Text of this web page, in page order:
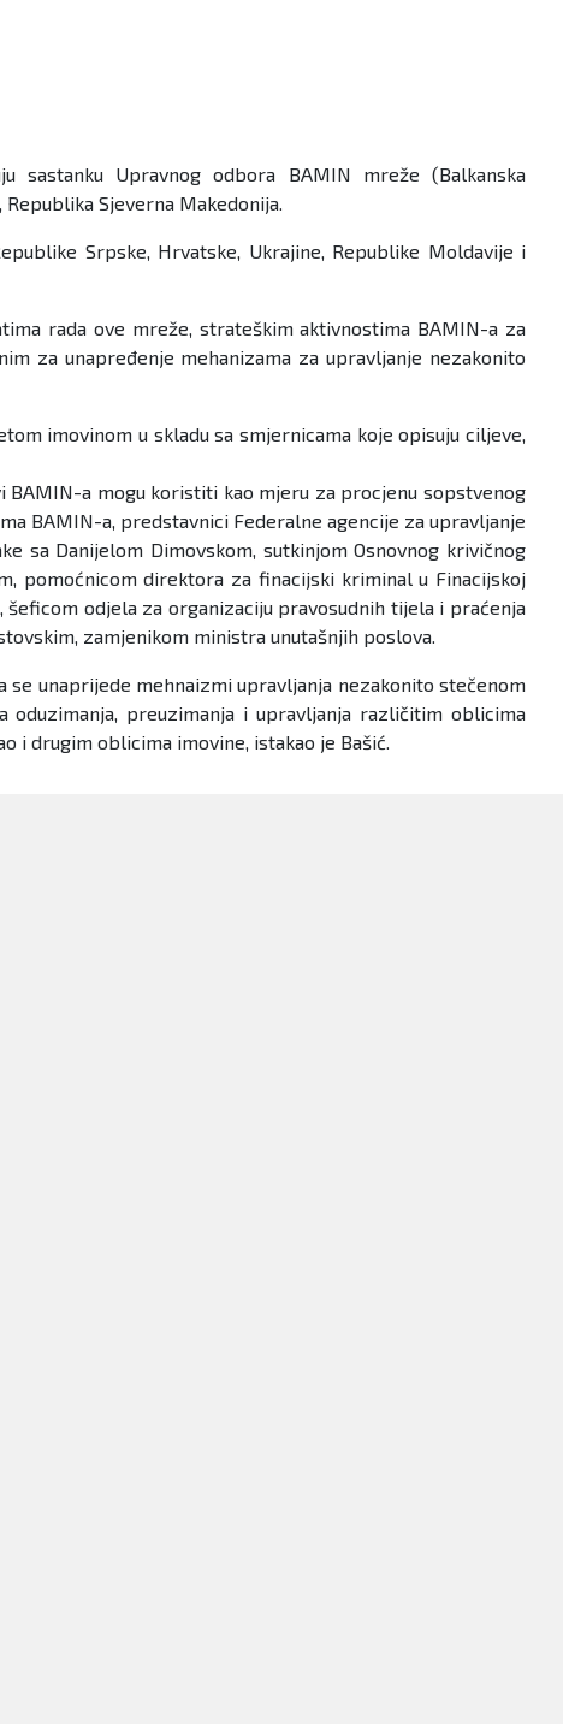
sastanku Upravnog odbora BAMIN mreže (Balkanska
Sjeverna Makedonija.
Srpske, Hrvatske, Ukrajine, Republike Moldavije i
rada ove mreže, strateškim aktivnostima BAMIN-a za
za unapređenje mehanizama za upravljanje nezakonito
imovinom u skladu sa smjernicama koje opisuju ciljeve,
BAMIN-a mogu koristiti kao mjeru za procjenu sopstvenog
BAMIN-a, predstavnici Federalne agencije za upravljanje
sa Danijelom Dimovskom, sutkinjom Osnovnog krivičnog
pomoćnicom direktora za finacijski kriminal u Finacijskoj
odjela za organizaciju pravosudnih tijela i praćenja
zamjenikom ministra unutašnjih poslova.
unaprijede mehnaizmi upravljanja nezakonito stečenom
preuzimanja i upravljanja različitim oblicima
i drugim oblicima imovine, istakao je Bašić.